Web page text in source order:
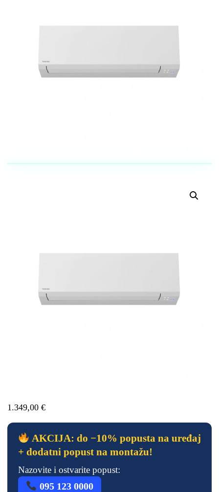
1.349,00 €
AKCIJA: do −10% popusta na uređaj
+ dodatni popust na montažu!
Nazovite i ostvarite popust:
095 123 0000